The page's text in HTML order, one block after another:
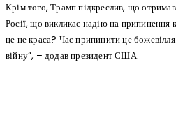
Крім того, Трамп підкреслив, що
Росії, що викликає надію на припинення
це не краса? Час припинити це
війну”, – додав президент США.